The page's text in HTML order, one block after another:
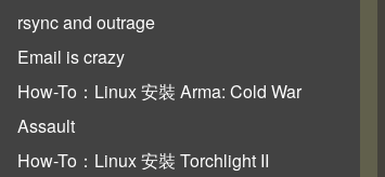
rsync and outrage
Email is crazy
How-To：Linux 安裝 Arma: Cold War
Assault
How-To：Linux 安裝 Torchlight II